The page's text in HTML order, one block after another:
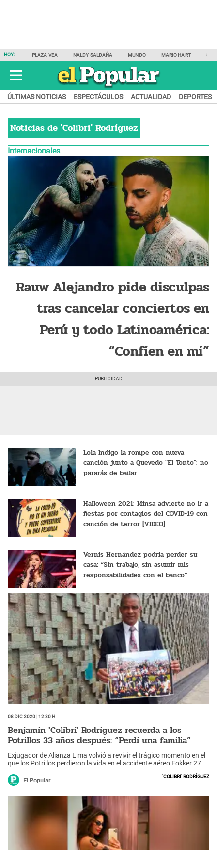
HOY: PLAZA VEA NALDY SALDAÑA MUNDO MARIO HART
ÚLTIMAS NOTICIAS ESPECTÁCULOS ACTUALIDAD DEPORTES
Noticias de 'Colibri' Rodríguez
Internacionales
Rauw Alejandro pide disculpas
tras cancelar conciertos en
Perú y todo Latinoamérica:
“Confíen en mí”
Lola Indigo la rompe con nueva
canción junto a Quevedo "El Tonto": no
pararás de bailar
Halloween 2021: Minsa advierte no ir a
fiestas por contagios del COVID-19 con
canción de terror [VIDEO]
Vernis Hernández podría perder su
casa: “Sin trabajo, sin asumir mis
responsabilidades con el banco”
08 Dic 2020 | 12:30 h
Benjamín 'Colibrí' Rodríguez recuerda a los
Potrillos 33 años después: “Perdí una familia”
Exjugador de Alianza Lima volvió a revivir el trágico momento en el
que los Potrillos perdieron la vida en el accidente aéreo Fokker 27.
El Popular
'Colibri' Rodríguez